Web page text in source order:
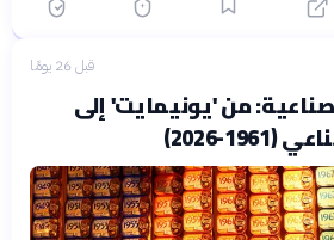
قبل 26 يومًا
من 'يونيمايت' إلى
2026)